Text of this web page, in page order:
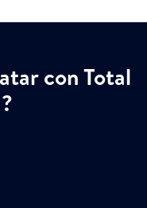
con Total